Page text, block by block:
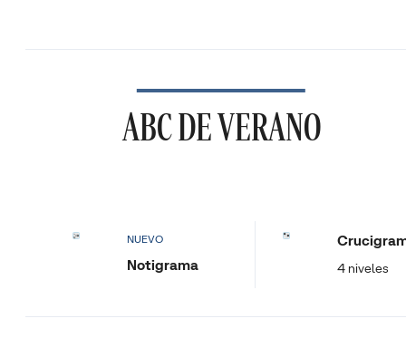
ABC DE VERANO
NUEVO
Notigrama 4 niveles